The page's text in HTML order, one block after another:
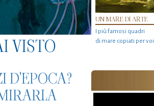
VISTO
UN MARE DI ARTE
I più famosi quadri
di mare copiati per voi
D'EPOCA?